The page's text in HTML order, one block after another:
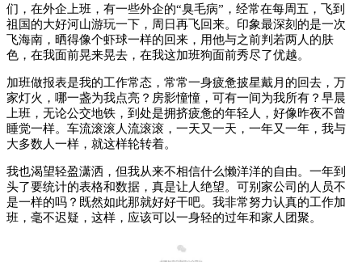
们，在外企上班，有一些外企的“臭毛病”，经常在每周五，飞到
祖国的大好河山游玩一下，周日再飞回来。 印象最深刻的是一次
飞海南，晒得像个虾球一样的回来，用他与之前判若两人的肤
色，在我面前晃来晃去，在我这加班狗面前秀尽了优越。
加班做报表是我的工作常态，常常一身疲惫披星戴月的回去，万
家灯火，哪一盏为我点亮？ 房影憧憧，可有一间为我所有？ 早晨
上班，无论公交地铁，到处是拥挤疲惫的年轻人，好像昨夜不曾
睡觉一样。 车流滚滚人流滚滚，一天又一天，一年又一年，我与
大多数人一样，就这样轮转着。
我也渴望轻盈潇洒，但我从来不相信什么懒洋洋的自由。 一年到
头了要统计的表格和数据，真是让人绝望。 可别家公司的人员不
是一样的吗？ 既然如此那就好好干吧。 我非常努力认真的工作加
班，毫不迟疑，这样，应该可以一身轻的过年和家人团聚。